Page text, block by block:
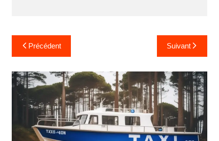
a
v
i
Précédent Suivant